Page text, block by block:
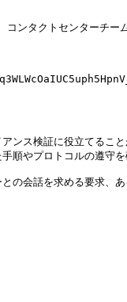
ンタクトセンターチー
ンス検証に役立てるこ
順やプロトコルの遵守を
の会話を求める要求、